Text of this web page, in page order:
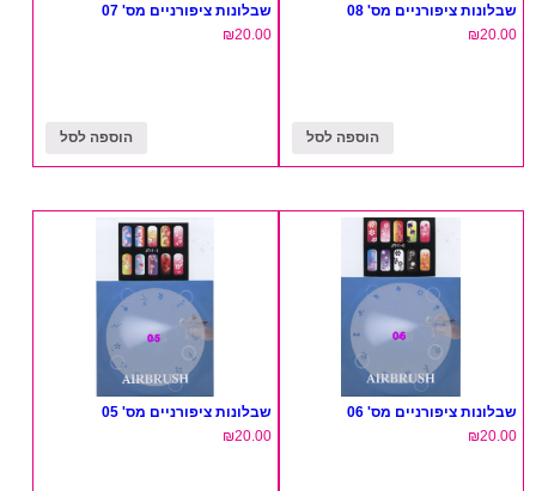
שבלונות ציפורניים מס' 08
₪20.00
הוספה לסל
שבלונות ציפורניים מס' 07
₪20.00
הוספה לסל
שבלונות ציפורניים מס' 06
₪20.00
שבלונות ציפורניים מס' 05
₪20.00